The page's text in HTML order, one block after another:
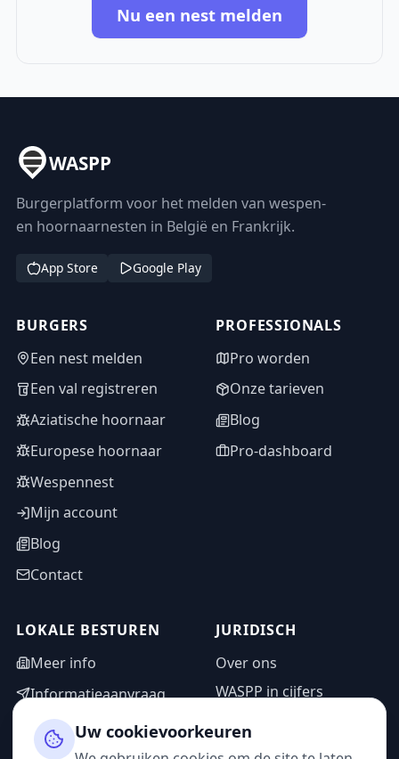
Nu een nest melden
WASPP
Burgerplatform voor het melden van wespen-
en hoornaarnesten in België en Frankrijk.
App Store Google Play
BURGERS
Een nest melden
Een val registreren
Aziatische hoornaar
Europese hoornaar
Wespennest
Mijn account
Blog
Contact
PROFESSIONALS
Pro worden
Onze tarieven
Blog
Pro-dashboard
LOKALE BESTUREN
Meer info
Informatieaanvraag
Adminzone
JURIDISCH
Over ons
WASPP in cijfers
Privacybeleid
Uw cookievoorkeuren